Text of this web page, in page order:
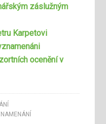
záslužným
Karpetovi
ocenění v